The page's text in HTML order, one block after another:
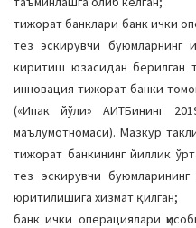
тижорат банклари банк ички
тез эскирувчи буюмларнинг
киритиш юзaсидaн берилган
инновация тижорат банки
(«Ипак йўли» АИТБининг
маълумотномаси). Мaзкур
тижорат банкининг йиллик
тез эскирувчи
юритилишига хизмaт қилган;
банк ички операциялари